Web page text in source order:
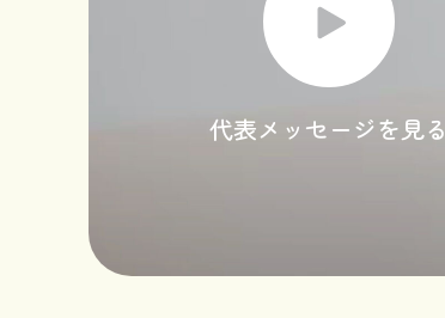
代表メッセージを見る